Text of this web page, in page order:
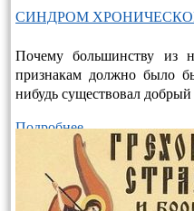
СИНДРОМ
Почему большинству из
признакам должно было
нибудь существовал
Подробнее…